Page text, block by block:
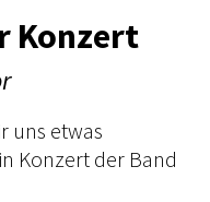
Konzert
uns etwas
Konzert der Band